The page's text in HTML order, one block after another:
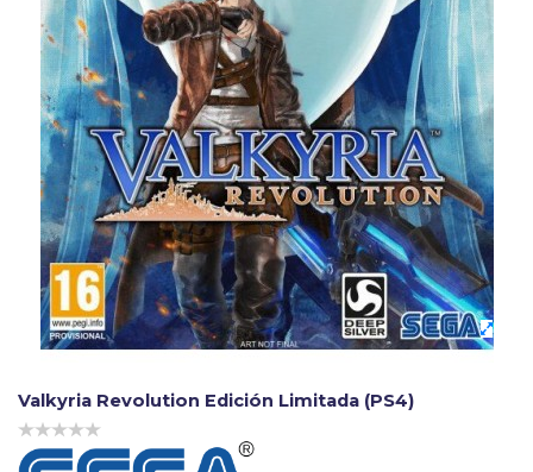
Valkyria Revolution Edición Limitada (PS4)